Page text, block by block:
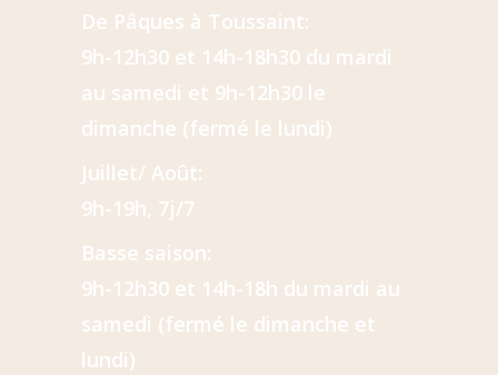
De Pâques à Toussaint:
9h-12h30 et 14h-18h30 du mardi
au samedi et 9h-12h30 le
dimanche (fermé le lundi)
Juillet/ Août:
9h-19h, 7j/7
Basse saison:
9h-12h30 et 14h-18h du mardi au
samedi (fermé le dimanche et
lundi)